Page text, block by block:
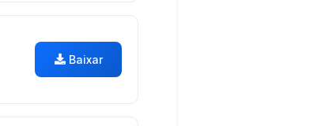
Baixar